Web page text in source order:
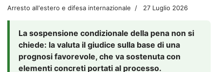
Arresto all'estero e difesa internazionale 27 Luglio 2026
La sospensione condizionale della pena non si
chiede: la valuta il giudice sulla base di una
prognosi favorevole, che va sostenuta con
elementi concreti portati al processo.